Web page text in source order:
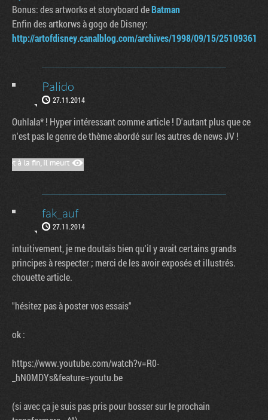
Bonus: des artworks et storyboard deBatman
Enfin des artkorws à gogo de Disney:
http://artofdisney.canalblog.com/archives/1998/09/15/
Palido
27.11.2014
Ouhlala* ! Hyper intéressant comme article ! D'autant plus que ce
n'est pas le genre de thème abordé sur les autres de news JV !
fak_auf
27.11.2014
intuitivement, je me doutais bien qu'il y avait certains grands
principes à respecter ; merci de les avoir exposés et illustrés.
chouette article.
"hésitez pas à poster vos essais"
ok :
https://www.youtube.com/watch?v=R0-
_hN0MDYs&feature=youtu.be
(si avec ça je suis pas pris pour bosser sur le prochain